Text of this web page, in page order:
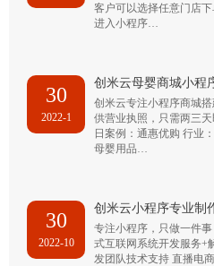
客户可以选择任意门店
进入小程序…
30
2022-1
创米云母婴商城小程
创米云专注小程序商城
供营业执照，只需两三
日案例：通惠优购 行业
母婴用品…
30
2022-10
创米云小程序专业制
专注小程序，只做一件
式互联网系统开发服务+
发团队技术支持 直播电